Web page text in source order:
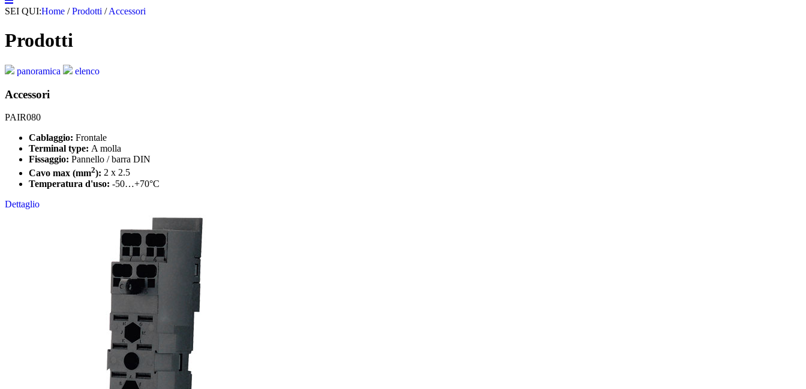
SEI QUI:Home /Prodotti /Accessori
Prodotti
panoramica elenco
Accessori
PAIR080
Cablaggio: Frontale
Terminal type: A molla
Fissaggio: Pannello / barra DIN
Cavo max (mm2): 2 x 2.5
Temperatura d'uso: -50…+70°C
Dettaglio